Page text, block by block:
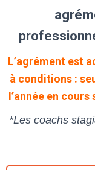
L’agrément est
à conditions :
l’année en
*Les coachs